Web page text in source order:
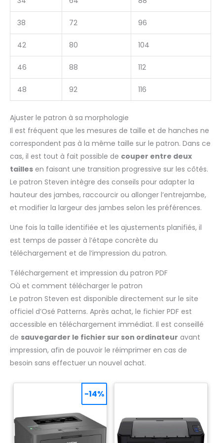
38 72 96
42 80 104
46 88 112
48 92 116
Ajuster le patron à sa morphologie
Il est fréquent que les mesures de taille et de hanches ne
correspondent pas à la même taille sur le patron. Dans ce
cas, il est tout à fait possible de couper entre deux
tailles en faisant une transition progressive sur les côtés.
Le patron Steven intègre des conseils pour adapter la
hauteur des jambes, raccourcir ou allonger l’entrejambe,
et modifier la largeur des jambes selon les préférences.
Une fois la taille identifiée et les ajustements planifiés, il
est temps de passer à l’étape concrète du
téléchargement et de l’impression du patron.
Téléchargement et impression du patron PDF
Où et comment télécharger le patron
Le patron Steven est disponible directement sur le site
officiel d’Osé Patterns. Après achat, le fichier PDF est
accessible en téléchargement immédiat. Il est conseillé
de sauvegarder le fichier sur son ordinateur avant
impression, afin de pouvoir le réimprimer en cas de
besoin sans effectuer un nouvel achat.
-14%